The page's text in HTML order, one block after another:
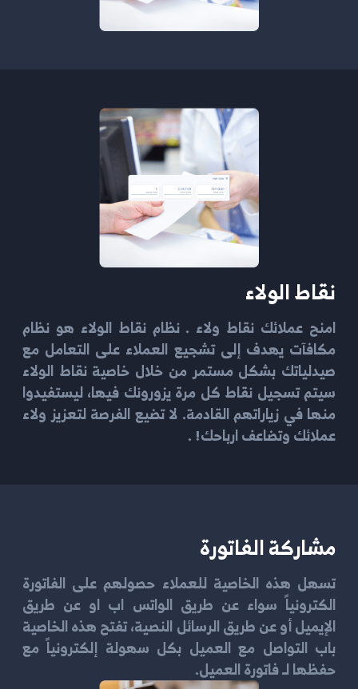
نقاط الولاء
امنح عملائك نقاط ولاء . نظام نقاط الولاء هو نظام
مكافآت يهدف إلى تشجيع العملاء على التعامل مع
صيدلياتك بشكل مستمر من خلال خاصية نقاط الولاء
سيتم تسجيل نقاط كل مرة يزورونك فيها، ليستفيدوا
منها في زياراتهم القادمة. لا تضيع الفرصة لتعزيز ولاء
عملائك وتضاعف ارباحك! .
مشاركة الفاتورة
تسهل هذه الخاصية للعملاء حصولهم على الفاتورة
الكترونياً سواء عن طريق الواتس اب او عن طريق
الإيميل أو عن طريق الرسائل النصية، تفتح هذه الخاصية
باب التواصل مع العميل بكل سهولة إلكترونياً مع
حفظها لـ فاتورة العميل.